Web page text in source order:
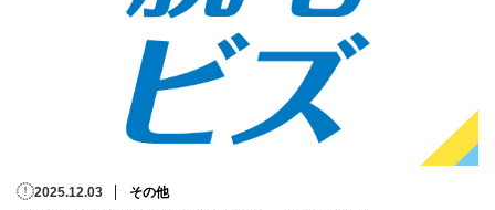
2025.12.03 その他